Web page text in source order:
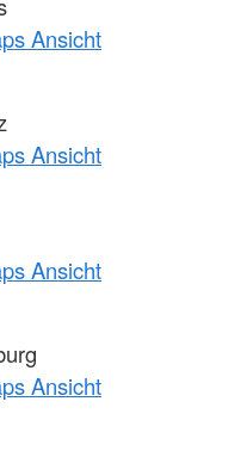
Ansicht
Ansicht
Ansicht
Ansicht